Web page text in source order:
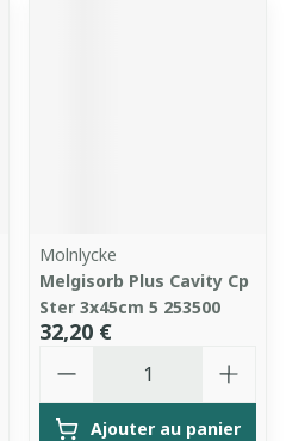
Molnlycke
Melgisorb Plus Cavity Cp
Ster 3x45cm 5 253500
32,20 €
Ajouter au panier